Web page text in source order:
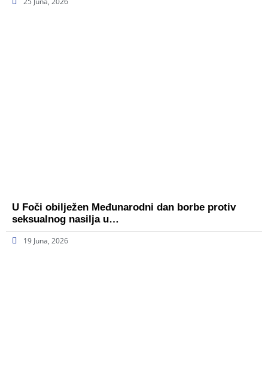
U Foči obilježen Međunarodni dan borbe protiv
seksualnog nasilja u…
19 Juna, 2026